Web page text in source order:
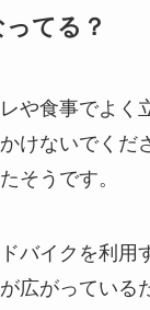
てる？
や食事でよく
けないでくだ
そうです。
バイクを利用
広がっている